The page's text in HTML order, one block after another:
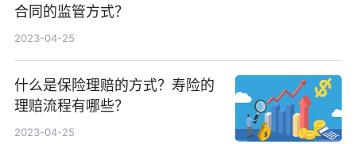
合同的监管方式？
2023-04-25
什么是保险理赔的方式？寿险的
理赔流程有哪些？
2023-04-25